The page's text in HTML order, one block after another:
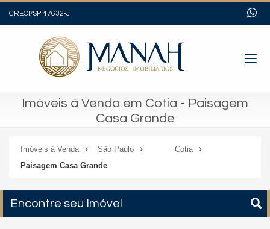
CRECI/SP 47632-J
Imóveis à Venda em Cotia - Paisagem
Casa Grande
Imóveis à Venda São Paulo
Cotia
Paisagem Casa Grande
Encontre seu Imóvel